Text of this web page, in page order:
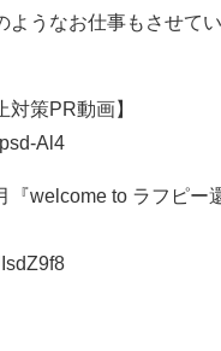
ようなお仕事もさせて
対策PR動画】
Al4
『welcome to ラフピー